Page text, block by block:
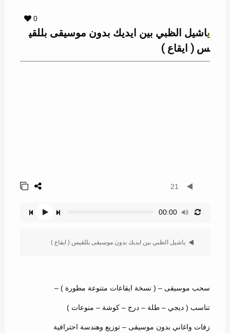
0
ياشيل الظبي بين ايديك بدون موسيقى بللقي
س ( ايقاع )
21
00:00
ياشيل الظبي بين ايديك بدون موسيقى بللقيس ( ايقاع )
سحب موسيقى – ( نسخة ايقاعات متنوعة مطورة ) –
تناسب ( ديجي – طلة – درج – كوشة – منوعات )
زفات واغاني بدون موسيقى – توزيع وهندسة احترافية